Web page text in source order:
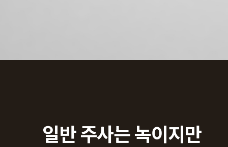
일반 주사는 녹이지만